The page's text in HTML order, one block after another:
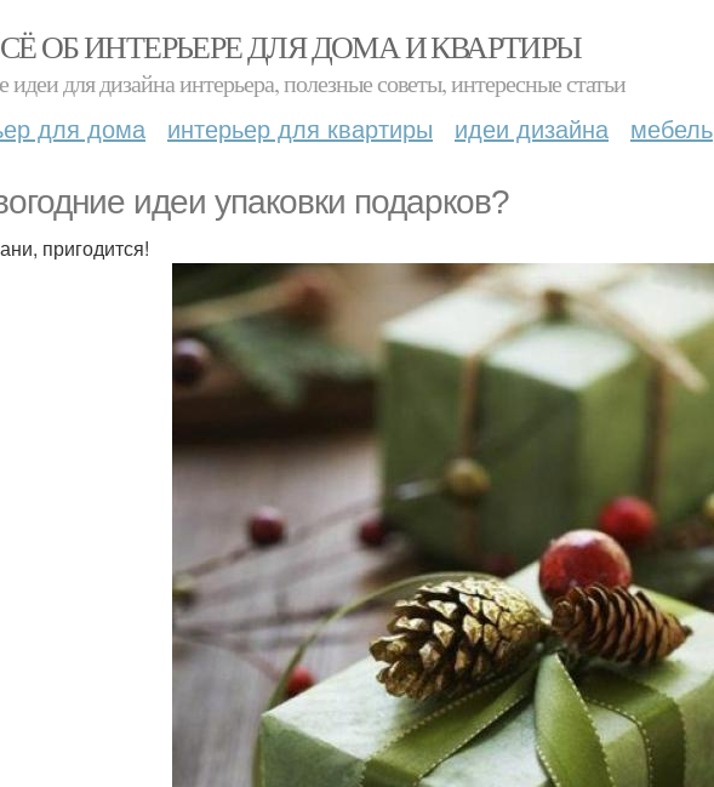
ОБ ИНТЕРЬЕРЕ ДЛЯ ДОМА И КВАРТИРЫ
для дизайна интерьера, полезные советы, интересные статьи
для дома интерьер для квартиры идеи дизайна мебель
идеи упаковки подарков?
пригодится!